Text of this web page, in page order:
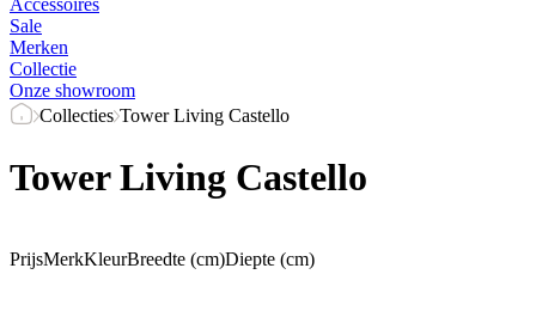
Accessoires
Sale
Merken
Collectie
Onze showroom
Collecties Tower Living Castello
Tower Living Castello
PrijsMerkKleurBreedte (cm)Diepte (cm)